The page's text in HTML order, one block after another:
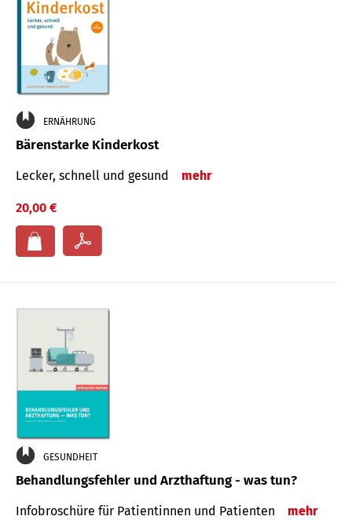
ERNÄHRUNG
Bärenstarke Kinderkost
Lecker, schnell und gesund mehr
20,00 €
GESUNDHEIT
Behandlungsfehler und Arzthaftung - was tun?
Infobroschüre für Patientinnen und Patienten mehr